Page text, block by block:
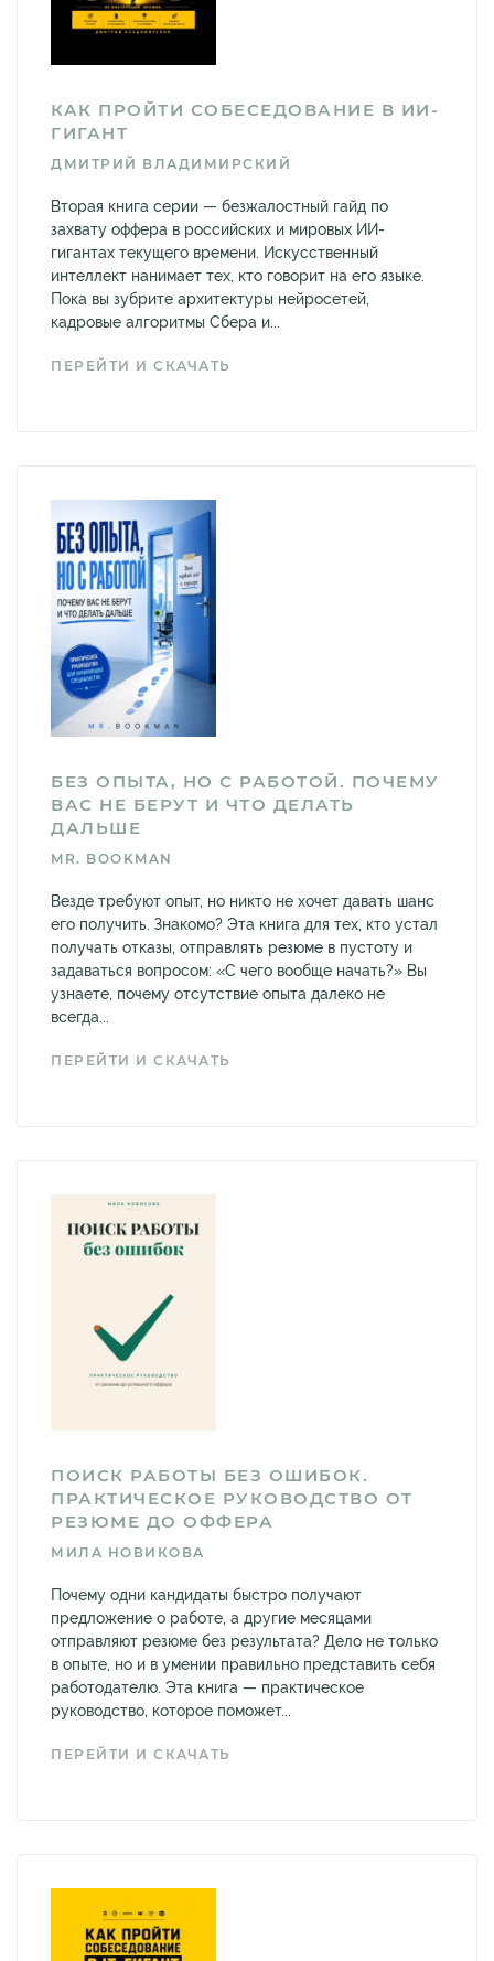
КАК ПРОЙТИ СОБЕСЕДОВАНИЕ В ИИ-
ГИГАНТ
ДМИТРИЙ ВЛАДИМИРСКИЙ
Вторая книга серии — безжалостный гайд по
захвату оффера в российских и мировых ИИ-
гигантах текущего времени. Искусственный
интеллект нанимает тех, кто говорит на его языке.
Пока вы зубрите архитектуры нейросетей,
кадровые алгоритмы Сбера и...
ПЕРЕЙТИ И СКАЧАТЬ
БЕЗ ОПЫТА, НО С РАБОТОЙ. ПОЧЕМУ
ВАС НЕ БЕРУТ И ЧТО ДЕЛАТЬ
ДАЛЬШЕ
MR. BOOKMAN
Везде требуют опыт, но никто не хочет давать шанс
его получить. Знакомо? Эта книга для тех, кто устал
получать отказы, отправлять резюме в пустоту и
задаваться вопросом: «С чего вообще начать?» Вы
узнаете, почему отсутствие опыта далеко не
всегда...
ПЕРЕЙТИ И СКАЧАТЬ
ПОИСК РАБОТЫ БЕЗ ОШИБОК.
ПРАКТИЧЕСКОЕ РУКОВОДСТВО ОТ
РЕЗЮМЕ ДО ОФФЕРА
МИЛА НОВИКОВА
Почему одни кандидаты быстро получают
предложение о работе, а другие месяцами
отправляют резюме без результата? Дело не только
в опыте, но и в умении правильно представить себя
работодателю. Эта книга — практическое
руководство, которое поможет...
ПЕРЕЙТИ И СКАЧАТЬ